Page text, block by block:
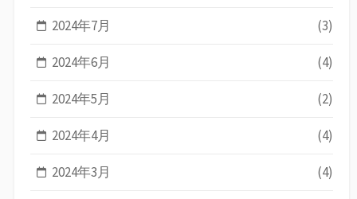
2024年7月 (3)
2024年6月 (4)
2024年5月 (2)
2024年4月 (4)
2024年3月 (4)